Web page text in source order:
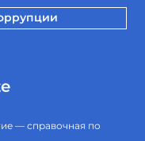
— справочная по